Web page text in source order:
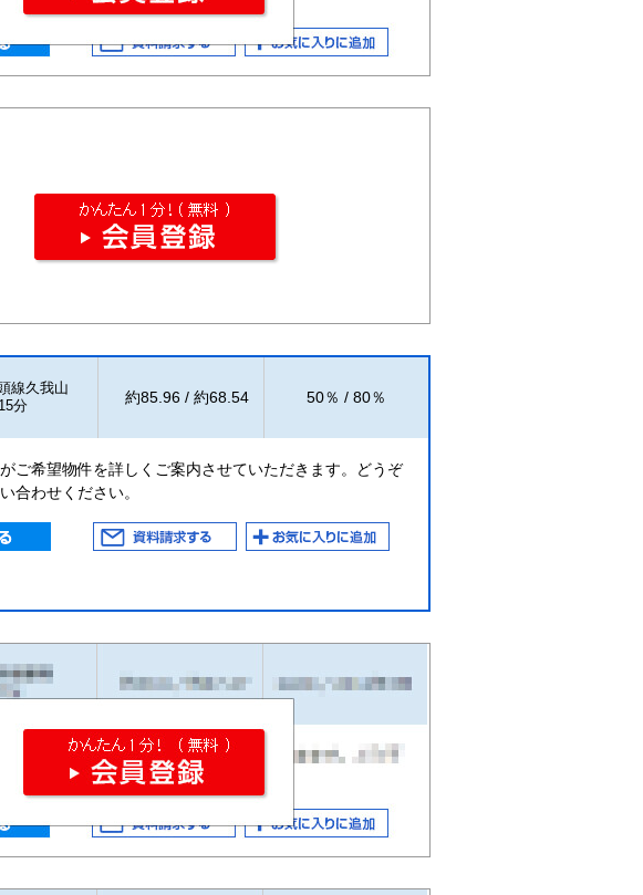
線久我山
分
約85.96 / 約68.54 50％ / 80％
ご希望物件を詳しくご案内させていただきます。どうぞ
合わせください。